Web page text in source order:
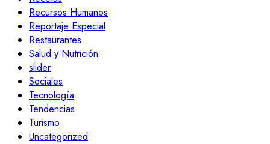
Recursos Humanos
Reportaje Especial
Restaurantes
Salud y Nutrición
slider
Sociales
Tecnología
Tendencias
Turismo
Uncategorized